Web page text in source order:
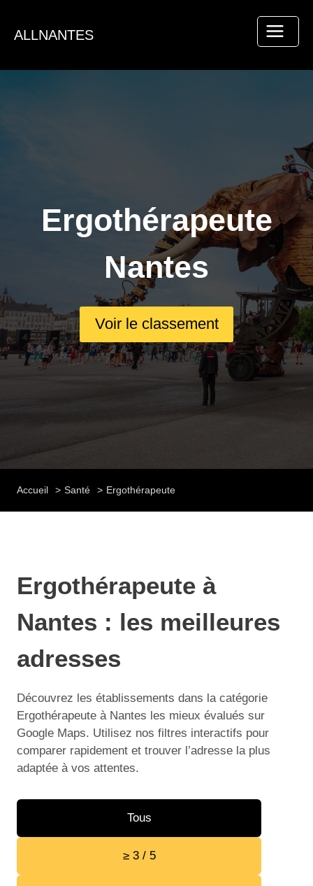
contenu
ALLNANTES
Ergothérapeute
Nantes
Voir le classement
Accueil Santé Ergothérapeute
Ergothérapeute à
Nantes : les meilleures
adresses
Découvrez les établissements dans la catégorie
Ergothérapeute à Nantes les mieux évalués sur
Google Maps. Utilisez nos filtres interactifs pour
comparer rapidement et trouver l’adresse la plus
adaptée à vos attentes.
Tous
≥ 3 / 5